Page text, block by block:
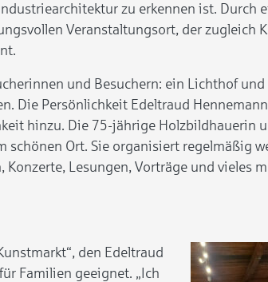
zu erkennen ist. Durch
Veranstaltungsort, der zugleich
und Besuchern: ein Lichthof und
Die Persönlichkeit Edeltraud
hinzu. Die 75-jährige Holzbildhauerin
schönen Ort. Sie organisiert regelmäßig
Lesungen, Vorträge und vieles
den Edeltraud
Familien geeignet. „Ich